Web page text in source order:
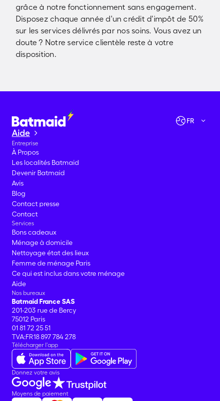
grâce à notre fonctionnement sans engagement.
Disposez chaque année d'un crédit d'impôt de 50%
sur les services délivrés par nos soins. Vous avez un
doute ? Notre service clientèle reste à votre
disposition.
FR
Aide
Entreprise
À Propos
Les localités Batmaid
Devenir Batmaid
Avis
Blog
Contact presse
Contact
Services
Bons cadeaux
Ménage à domicile
Nettoyage état des lieux
Femme de ménage Paris
Ce qui est inclus dans votre ménage
Aide
Nos bureaux
Batmaid France SAS
201-203 rue de Bercy
75012 Paris
01 81 72 25 51
TVA:FR18 897 784 278
Télécharger l'app
Donnez votre avis
Moyens de paiement